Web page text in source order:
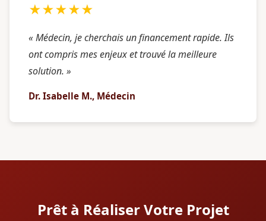
★★★★★
« Médecin, je cherchais un financement rapide. Ils
ont compris mes enjeux et trouvé la meilleure
solution. »
Dr. Isabelle M., Médecin
Prêt à Réaliser Votre Projet